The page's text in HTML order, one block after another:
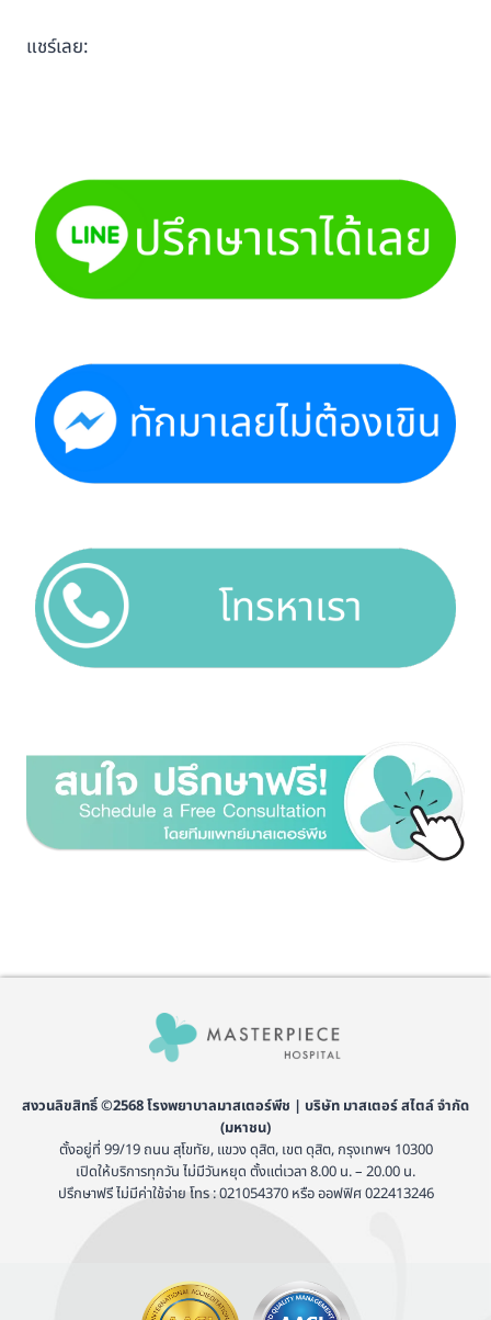
แชร์เลย:
สงวนลิขสิทธิ์ ©2568 โรงพยาบาลมาสเตอร์พีช | บริษัท มาสเตอร์ สไตล์ จำกัด
(มหาชน)
ตั้งอยู่ที่ 99/19 ถนน สุโขทัย, แขวง ดุสิต, เขต ดุสิต, กรุงเทพฯ 10300
เปิดให้บริการทุกวัน ไม่มีวันหยุด ตั้งแต่เวลา 8.00 น. – 20.00 น.
ปรึกษาฟรี ไม่มีค่าใช้จ่าย โทร : 021054370 หรือ ออฟฟิศ 022413246